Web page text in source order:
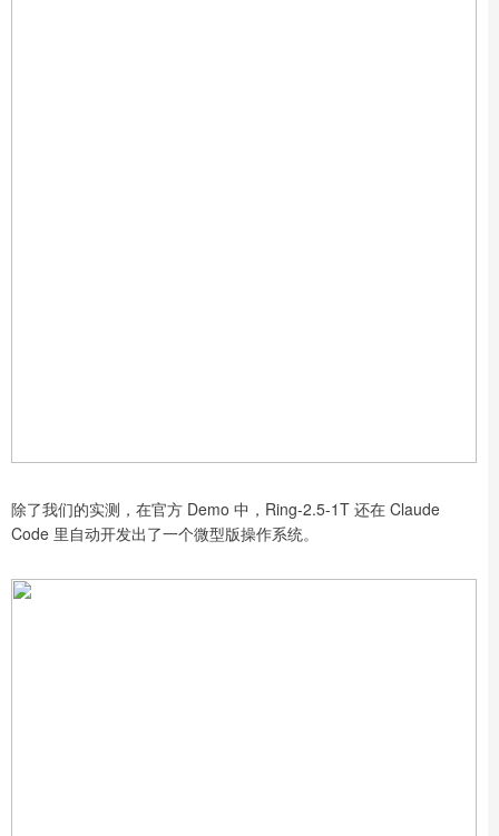
除了我们的实测，在官方 Demo 中，Ring-2.5-1T 还在 Claude
Code 里自动开发出了一个微型版操作系统。